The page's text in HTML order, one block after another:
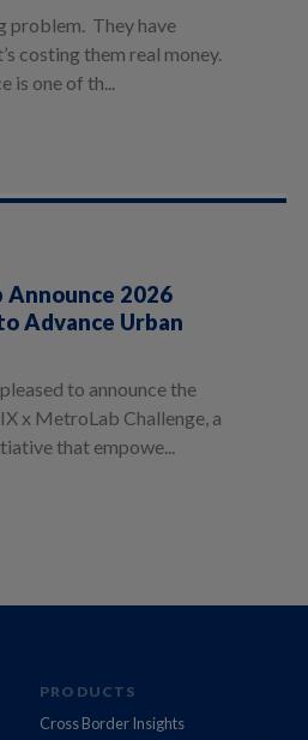
problem. They have
costing them real money.
is one of th...
Announce 2026
Advance Urban
to announce the
x MetroLab Challenge, a
that empowe...
PRODUCTS
Cross Border Insights